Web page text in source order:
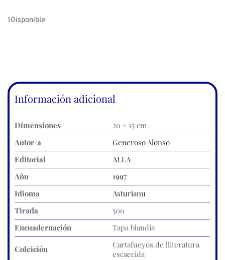
10isponible
Información adicional
Dimensiones
20 × 15 cm
Autor/a
Generoso Alonso
Editorial
ALLA
Añu
1997
Idioma
Asturianu
Tirada
500
Encuadernación
Tapa blandia
Coleición
Cartafueyos de lliteratura
escaecida